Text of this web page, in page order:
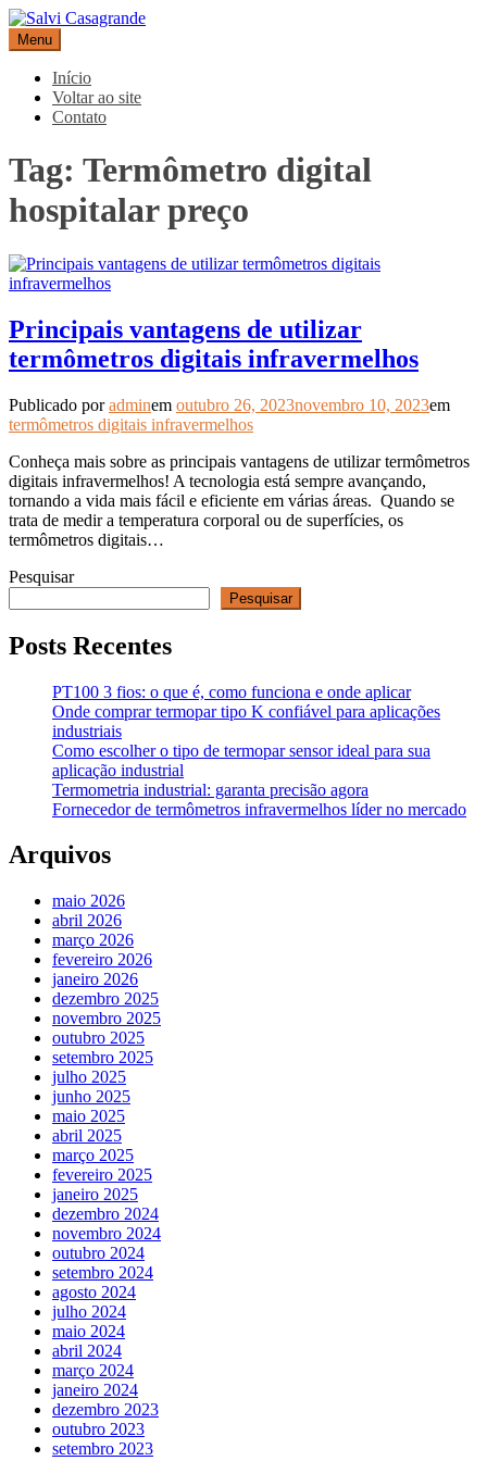
Pular
para
o
conteúdo
Salvi Casagrande
Especialistas em equipamentos de medição e automação
Menu
Início
Voltar ao site
Contato
Tag: Termômetro digital
hospitalar preço
Principais vantagens de utilizar
termômetros digitais infravermelhos
Publicado poradminem outubro 26, 2023novembro 10, 2023em
termômetros digitais infravermelhos
Conheça mais sobre as principais vantagens de utilizar termômetros
digitais infravermelhos! A tecnologia está sempre avançando,
tornando a vida mais fácil e eficiente em várias áreas. Quando se
trata de medir a temperatura corporal ou de superfícies, os
termômetros digitais…
Pesquisar
Pesquisar
Posts Recentes
PT100 3 fios: o que é, como funciona e onde aplicar
Onde comprar termopar tipo K confiável para aplicações
industriais
Como escolher o tipo de termopar sensor ideal para sua
aplicação industrial
Termometria industrial: garanta precisão agora
Fornecedor de termômetros infravermelhos líder no mercado
Arquivos
maio 2026
abril 2026
março 2026
fevereiro 2026
janeiro 2026
dezembro 2025
novembro 2025
outubro 2025
setembro 2025
julho 2025
junho 2025
maio 2025
abril 2025
março 2025
fevereiro 2025
janeiro 2025
dezembro 2024
novembro 2024
outubro 2024
setembro 2024
agosto 2024
julho 2024
maio 2024
abril 2024
março 2024
janeiro 2024
dezembro 2023
outubro 2023
setembro 2023